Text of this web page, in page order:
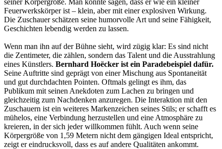
Feuerwerkskörper ist – klein, aber mit einer explosiven Wirkung.
Die Zuschauer schätzen seine humorvolle Art und seine Fähigkeit,
Geschichten lebendig werden zu lassen.
Wenn man ihn auf der Bühne sieht, wird zügig klar: Es sind nicht
die Zentimeter, die zählen, sondern das Talent und die Ausstrahlung
eines Künstlers. Bernhard Hoëcker ist ein Paradebeispiel dafür.
Seine Auftritte sind geprägt von einer Mischung aus Spontaneität
und gut durchdachten Pointen. Oftmals gelingt es ihm, das
Publikum mit seinen Anekdoten zum Lachen zu bringen und
gleichzeitig zum Nachdenken anzuregen. Die Interaktion mit den
Zuschauern ist ein weiteres Markenzeichen seines Stils; er schafft es
mühelos, eine Verbindung herzustellen und eine Atmosphäre zu
kreieren, in der sich jeder willkommen fühlt. Auch wenn seine
Körpergröße von 1,59 Metern nicht dem gängigen Ideal entspricht,
zeigt er eindrucksvoll, dass es auf andere Qualitäten ankommt.